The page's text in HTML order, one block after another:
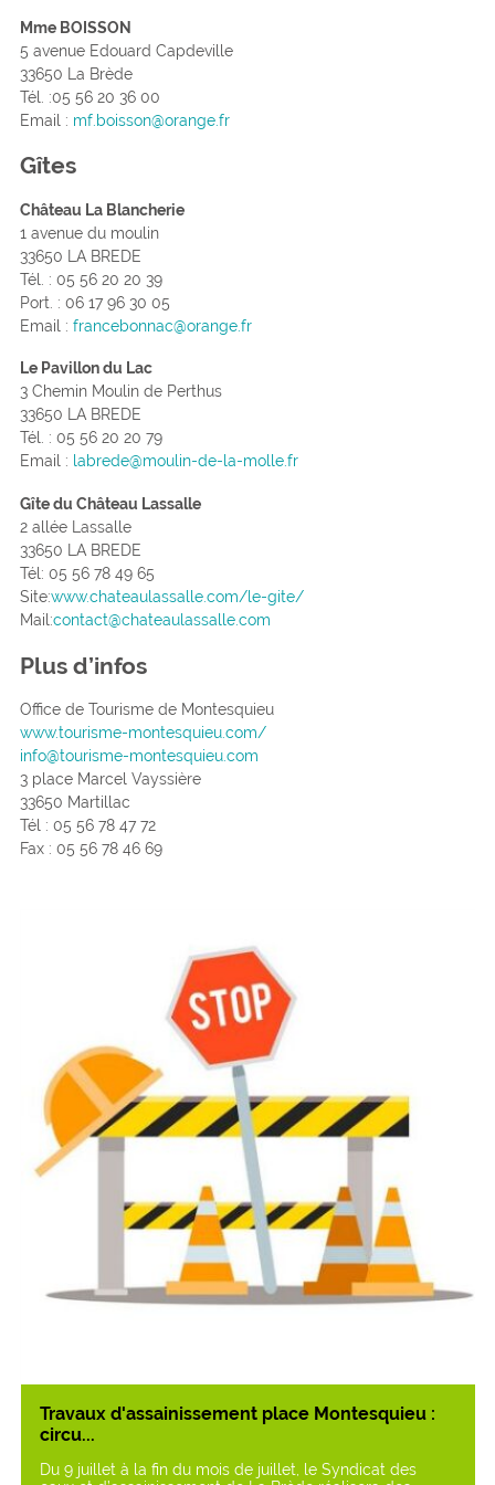
Mme BOISSON
5 avenue Edouard Capdeville
33650 La Brède
Tél. :05 56 20 36 00
Email : mf.boisson@orange.fr
Gîtes
Château La Blancherie
1 avenue du moulin
33650 LA BREDE
Tél. : 05 56 20 20 39
Port. : 06 17 96 30 05
Email : francebonnac@orange.fr
Le Pavillon du Lac
3 Chemin Moulin de Perthus
33650 LA BREDE
Tél. : 05 56 20 20 79
Email : labrede@moulin-de-la-molle.fr
Gîte du Château Lassalle
2 allée Lassalle
33650 LA BREDE
Tél: 05 56 78 49 65
Site:www.chateaulassalle.com/le-gite/
Mail:contact@chateaulassalle.com
Plus d’infos
Office de Tourisme de Montesquieu
www.tourisme-montesquieu.com/
info@tourisme-montesquieu.com
3 place Marcel Vayssière
33650 Martillac
Tél : 05 56 78 47 72
Fax : 05 56 78 46 69
Travaux d'assainissement place Montesquieu :
circu...
Du 9 juillet à la fin du mois de juillet, le Syndicat des